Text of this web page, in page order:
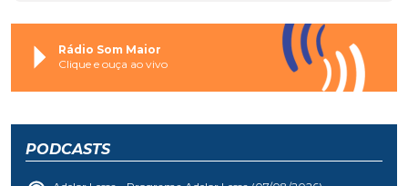
Rádio Som Maior
Clique e ouça ao vivo
PODCASTS